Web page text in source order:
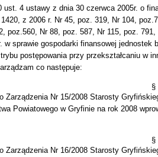
ust. 4 ustawy z dnia 30 czerwca 2005r. o
z 2006 r. Nr 45, poz. 319, Nr 104,
poz.560, Nr 88, poz. 587, Nr 115, poz.
w sprawie gospodarki finansowej jednostek
postępowania przy przekształcaniu w
co następuje:
§
Zarządzenia Nr 15/2008 Starosty
Powiatowego w Gryfinie na rok 2008
§
Zarządzenia Nr 16/2008 Starosty